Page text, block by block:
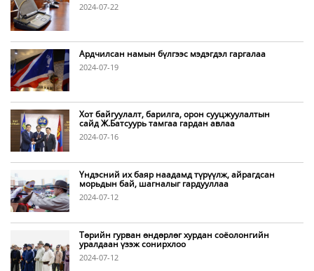
2024-07-22
Ардчилсан намын бүлгээс мэдэгдэл гаргалаа
2024-07-19
Хот байгуулалт, барилга, орон сууцжуулалтын
сайд Ж.Батсуурь тамгаа гардан авлаа
2024-07-16
Үндэсний их баяр наадамд түрүүлж, айрагдсан
морьдын бай, шагналыг гардууллаа
2024-07-12
Төрийн гурван өндөрлөг хурдан соёолонгийн
уралдаан үзэж сонирхлоо
2024-07-12